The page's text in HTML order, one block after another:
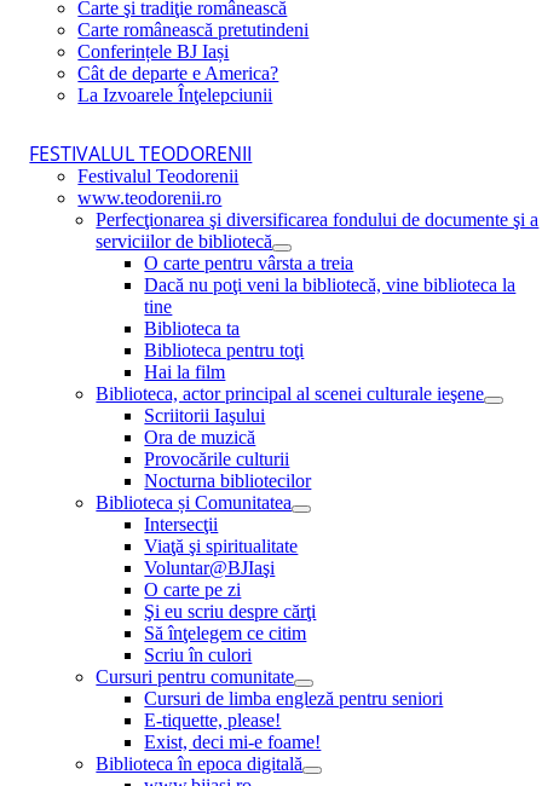
Carte şi tradiţie românească
Carte românească pretutindeni
Conferințele BJ Iași
Cât de departe e America?
La Izvoarele Înţelepciunii
FESTIVALUL TEODORENII
Festivalul Teodorenii
www.teodorenii.ro
Perfecţionarea şi diversificarea fondului de documente şi a
serviciilor de bibliotecă
O carte pentru vârsta a treia
Dacă nu poţi veni la bibliotecă, vine biblioteca la
tine
Biblioteca ta
Biblioteca pentru toţi
Hai la film
Biblioteca, actor principal al scenei culturale ieşene
Scriitorii Iaşului
Ora de muzică
Provocările culturii
Nocturna bibliotecilor
Biblioteca și Comunitatea
Intersecţii
Viaţă şi spiritualitate
Voluntar@BJIaşi
O carte pe zi
Şi eu scriu despre cărţi
Să înţelegem ce citim
Scriu în culori
Cursuri pentru comunitate
Cursuri de limba engleză pentru seniori
E-tiquette, please!
Exist, deci mi-e foame!
Biblioteca în epoca digitală